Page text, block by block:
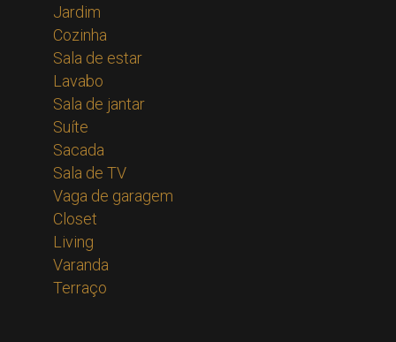
Jardim
Cozinha
Sala de estar
Lavabo
Sala de jantar
Suíte
Sacada
Sala de TV
Vaga de garagem
Closet
Living
Varanda
Terraço